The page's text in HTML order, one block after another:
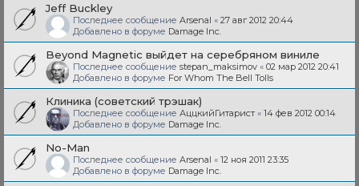
Jeff Buckley
Последнее сообщение Arsenal « 27 авг 2012 20:44
Добавлено в форуме Damage Inc.
Beyond Magnetic выйдет на серебряном виниле
Последнее сообщение stepan_maksimov « 02 мар 2012 20:41
Добавлено в форуме For Whom The Bell Tolls
Клиника (советский трэшак)
Последнее сообщение АццкийГитарист « 14 фев 2012 00:14
Добавлено в форуме Damage Inc.
No-Man
Последнее сообщение Arsenal « 12 ноя 2011 23:35
Добавлено в форуме Damage Inc.